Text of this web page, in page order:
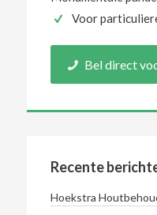
Voor
Bel direct
Recente
Hoekstra